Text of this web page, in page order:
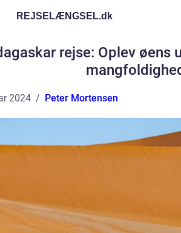
REJSELÆNGSEL.dk
rejse: Oplev øens
2024 Peter Mortensen